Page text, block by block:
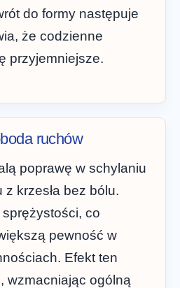
do formy następuje
że codzienne
przyjemniejsze.
ruchów
poprawę w schylaniu
krzesła bez bólu.
co
pewność w
Efekt ten
wzmacniając ogólną